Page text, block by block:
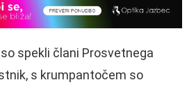
spekli člani Prosvetnega
s krumpantočem so